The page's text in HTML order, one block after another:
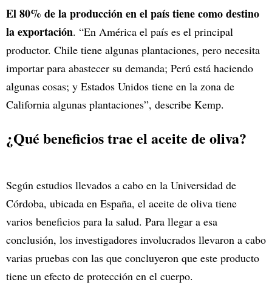
El 80% de la producción en el país tiene como destino
la exportación. “En América el país es el principal
productor. Chile tiene algunas plantaciones, pero necesita
importar para abastecer su demanda; Perú está haciendo
algunas cosas; y Estados Unidos tiene en la zona de
California algunas plantaciones”, describe Kemp.
¿Qué beneficios trae el aceite de oliva?
Según estudios llevados a cabo en la Universidad de
Córdoba, ubicada en España, el aceite de oliva tiene
varios beneficios para la salud. Para llegar a esa
conclusión, los investigadores involucrados llevaron a cabo
varias pruebas con las que concluyeron que este producto
tiene un efecto de protección en el cuerpo.